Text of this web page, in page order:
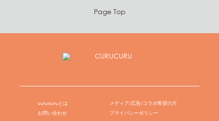
Page Top
curucuruとは
メディア/広告/コラボ希望の方
お問い合わせ
プライバシーポリシー